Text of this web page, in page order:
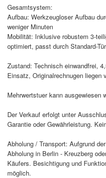
Gesamtsystem:
Aufbau: Werkzeugloser Aufbau
weniger Minuten
Mobilität: Inklusive robustem 3-
optimiert, passt durch Standard-
Zustand: Technisch einwandfrei,
Einsatz, Originalrechnugen liegen
Mehrwertstuer kann ausgewiesen
Der Verkauf erfolgt unter
Garantie oder Gewährleistung.
Abholung / Transport: Aufgrund
Abholung in Berlin - Kreuzberg
Käufers. Besichtigung und
möglich.